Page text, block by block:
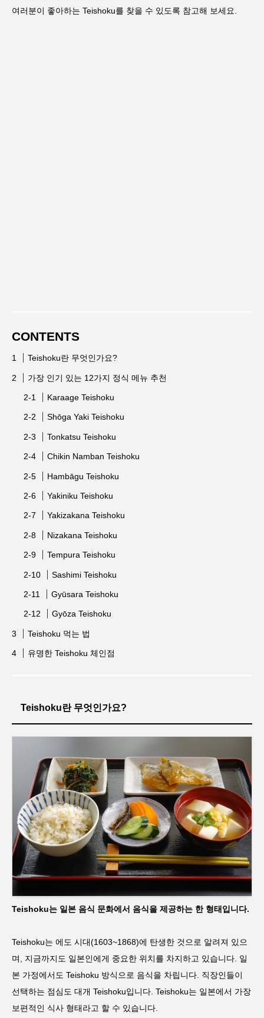
여러분이 좋아하는 Teishoku를 찾을 수 있도록 참고해 보세요.
CONTENTS
Teishoku란 무엇인가요?
가장 인기 있는 12가지 정식 메뉴 추천
Karaage Teishoku
Shōga Yaki Teishoku
Tonkatsu Teishoku
Chikin Namban Teishoku
Hambāgu Teishoku
Yakiniku Teishoku
Yakizakana Teishoku
Nizakana Teishoku
Tempura Teishoku
Sashimi Teishoku
Gyūsara Teishoku
Gyōza Teishoku
Teishoku 먹는 법
유명한 Teishoku 체인점
Teishoku란 무엇인가요?
Teishoku는 일본 음식 문화에서 음식을 제공하는 한 형태입니다.
Teishoku는 에도 시대(1603~1868)에 탄생한 것으로 알려져 있으
며, 지금까지도 일본인에게 중요한 위치를 차지하고 있습니다. 일
본 가정에서도 Teishoku 방식으로 음식을 차립니다. 직장인들이
선택하는 점심도 대개 Teishoku입니다. Teishoku는 일본에서 가장
보편적인 식사 형태라고 할 수 있습니다.